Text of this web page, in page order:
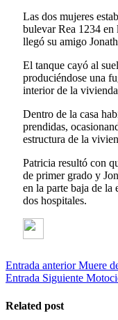
Las dos mujeres
bulevar Rea 1234
llegó su amigo
El tanque cayó al
produciéndose una
interior de la
Dentro de la casa
prendidas,
estructura de la
Patricia resultó con
de primer grado y
en la parte baja de la
dos hospitales.
Entrada anterior Muere
Entrada Siguiente
Related post